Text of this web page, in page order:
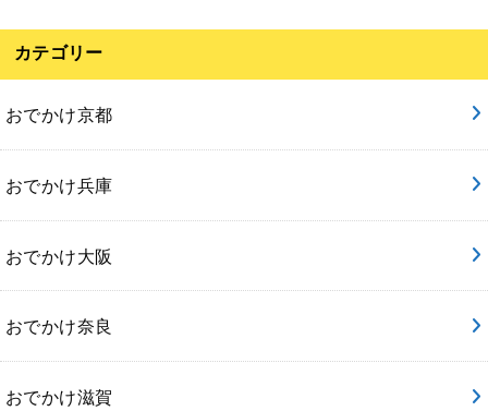
カテゴリー
おでかけ京都
おでかけ兵庫
おでかけ大阪
おでかけ奈良
おでかけ滋賀